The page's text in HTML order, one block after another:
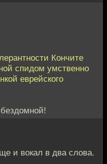
Кончите
спидом умственно
еврейского
и вокал в два слова.